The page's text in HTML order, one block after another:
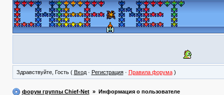
Здравствуйте, Гость ( Вход· Регистрация· Правила форума)
форум группы Chief-Net» Информация о пользователе